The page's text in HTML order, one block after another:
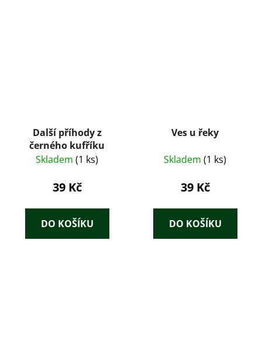
Další příhody z
černého kufříku
Skladem (1 ks)
39 Kč
DO KOŠÍKU
Ves u řeky
Skladem (1 ks)
39 Kč
DO KOŠÍKU